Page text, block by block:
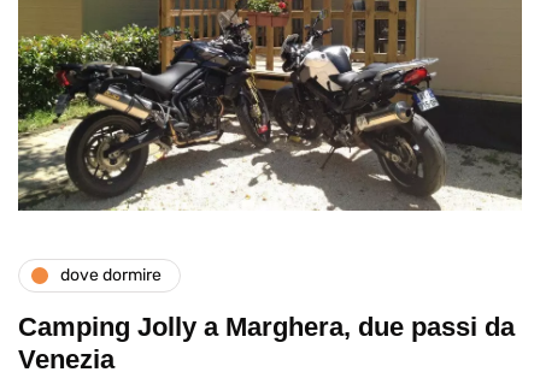
dove dormire
Camping Jolly a Marghera, due passi da
Venezia